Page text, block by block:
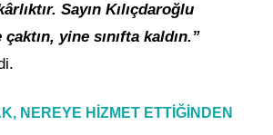
Sayın Kılıçdaroğlu
yine sınıfta kaldın.”
NEREYE HİZMET ETTİĞİNDEN